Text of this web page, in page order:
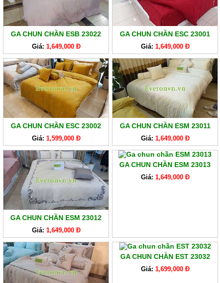
GA CHUN CHẦN ESB 23022
Giá: 1,649,000 Đ
GA CHUN CHẦN ESC 23001
Giá: 1,649,000 Đ
GA CHUN CHẦN ESC 23002
Giá: 1,599,000 Đ
GA CHUN CHẦN ESM 23011
Giá: 1,649,000 Đ
GA CHUN CHẦN ESM 23012
Giá: 1,649,000 Đ
GA CHUN CHẦN ESM 23013
Giá: 1,649,000 Đ
GA CHUN CHẦN EST 23032
Giá: 1,699,000 Đ